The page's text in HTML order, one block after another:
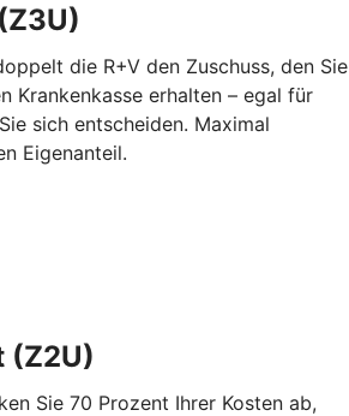
die R+V den Zuschuss, den Sie
Krankenkasse erhalten – egal für
sich entscheiden. Maximal
Eigenanteil.
(Z2U)
Sie 70 Prozent Ihrer Kosten ab,